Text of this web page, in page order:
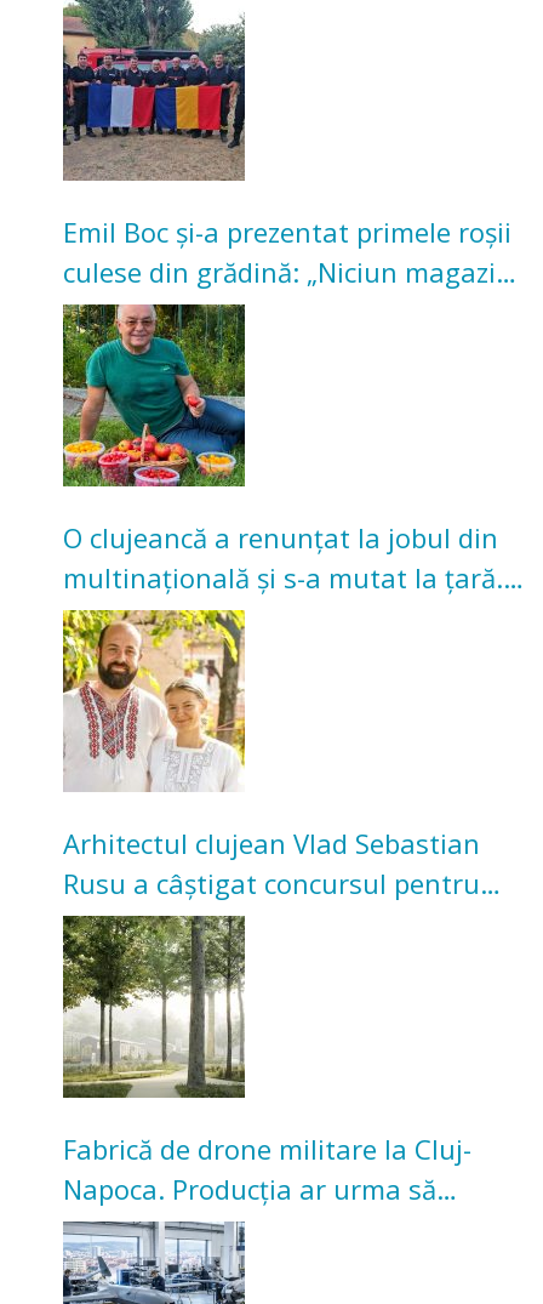
Emil Boc și-a prezentat primele roșii
culese din grădină: „Niciun magazin
nu poate oferi această satisfacție”
O clujeancă a renunțat la jobul din
multinațională și s-a mutat la țară.
Acum cultivă legume în grădina
bunicilor
Arhitectul clujean Vlad Sebastian
Rusu a câștigat concursul pentru
transformarea Grădinii Casei
Universitarilor
Fabrică de drone militare la Cluj-
Napoca. Producția ar urma să
înceapă în toamna acestui an